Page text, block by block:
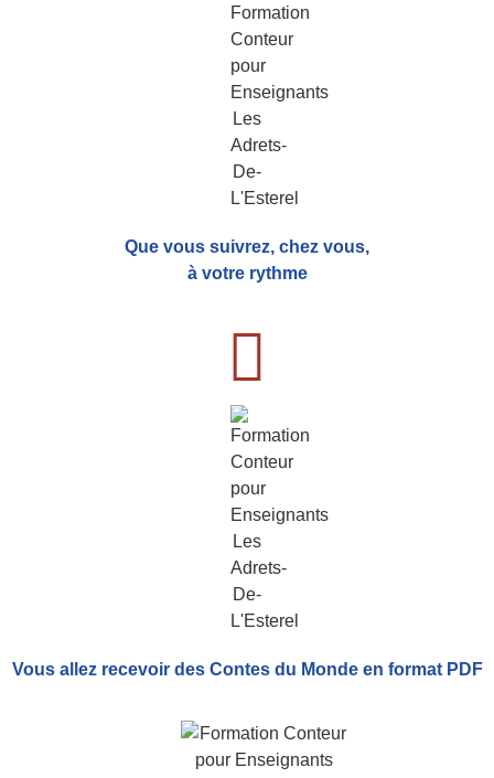
Que vous suivrez, chez vous,
à votre rythme
Vous allez recevoir des Contes du Monde en format PDF